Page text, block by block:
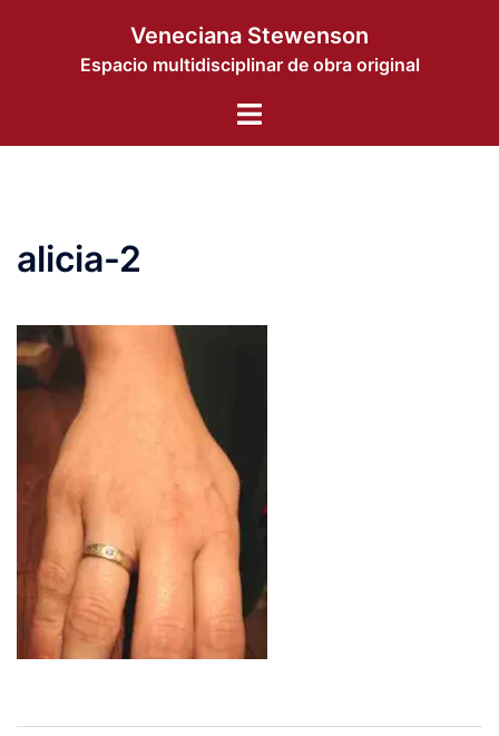
contenido
Veneciana Stewenson
Espacio multidisciplinar de obra original
Alternar
alicia-2